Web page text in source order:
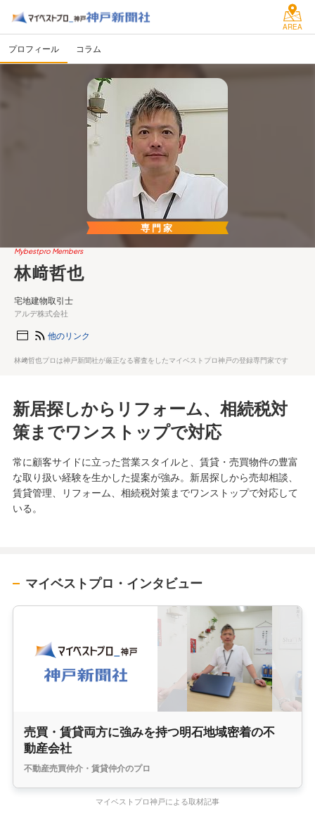
AREA
プロフィール コラム
専門家
Mybestpro Members
林﨑哲也
宅地建物取引士
アルデ株式会社
他のリンク
林﨑哲也プロは神戸新聞社が厳正なる審査をしたマイベストプロ神戸の登録専門家です
新居探しからリフォーム、相続税対
策までワンストップで対応
常に顧客サイドに立った営業スタイルと、賃貸・売買物件の豊富
な取り扱い経験を生かした提案が強み。新居探しから売却相談、
賃貸管理、リフォーム、相続税対策までワンストップで対応して
いる。
マイベストプロ・インタビュー
売買・賃貸両方に強みを持つ明石地域密着の不
動産会社
不動産売買仲介・賃貸仲介のプロ
マイベストプロ神戸による取材記事